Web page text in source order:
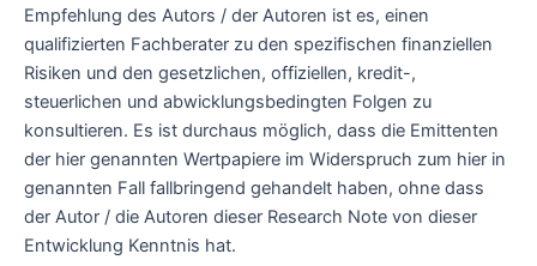
Empfehlung des Autors / der Autoren ist es, einen
qualifizierten Fachberater zu den spezifischen finanziellen
Risiken und den gesetzlichen, offiziellen, kredit-,
steuerlichen und abwicklungsbedingten Folgen zu
konsultieren. Es ist durchaus möglich, dass die Emittenten
der hier genannten Wertpapiere im Widerspruch zum hier in
genannten Fall fallbringend gehandelt haben, ohne dass
der Autor / die Autoren dieser Research Note von dieser
Entwicklung Kenntnis hat.